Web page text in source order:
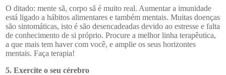
O ditado: mente sã, corpo sã é muito real. Aumentar a imunidade
está ligado a hábitos alimentares e também mentais. Muitas doenças
são sintomáticas, isto é são desencadeadas devido ao estresse e falta
de conhecimento de si próprio. Procure a melhor linha terapêutica,
a que mais tem haver com você, e amplie os seus horizontes
mentais. Faça terapia!
5. Exercite o seu cérebro